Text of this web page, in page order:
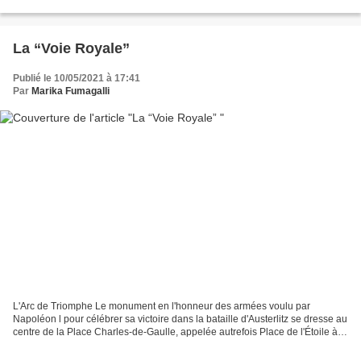
La “Voie Royale”
Publié le 10/05/2021 à 17:41
Par Marika Fumagalli
L'Arc de Triomphe Le monument en l'honneur des armées voulu par
Napoléon l pour célébrer sa victoire dans la bataille d'Austerlitz se dresse au
centre de la Place Charles-de-Gaulle, appelée autrefois Place de l'Étoile à